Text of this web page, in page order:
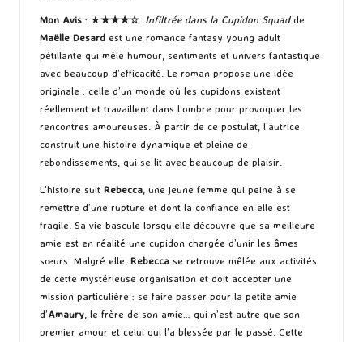
Mon Avis : ★★★★☆. Infiltrée dans la Cupidon Squadde
Maëlle Desard est une romance fantasy young adult
pétillante qui mêle humour, sentiments et univers fantastique
avec beaucoup d’efficacité. Le roman propose une idée
originale : celle d’un monde où les cupidons existent
réellement et travaillent dans l’ombre pour provoquer les
rencontres amoureuses. À partir de ce postulat, l’autrice
construit une histoire dynamique et pleine de
rebondissements, qui se lit avec beaucoup de plaisir.
L’histoire suit Rebecca, une jeune femme qui peine à se
remettre d’une rupture et dont la confiance en elle est
fragile. Sa vie bascule lorsqu’elle découvre que sa meilleure
amie est en réalité une cupidon chargée d’unir les âmes
sœurs. Malgré elle, Rebecca se retrouve mêlée aux activités
de cette mystérieuse organisation et doit accepter une
mission particulière : se faire passer pour la petite amie
d’Amaury, le frère de son amie… qui n’est autre que son
premier amour et celui qui l’a blessée par le passé. Cette